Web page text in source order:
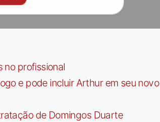
no profissional
e pode incluir Arthur em seu novo
de Domingos Duarte